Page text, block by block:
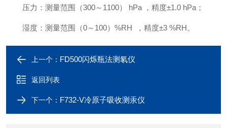
压力：测量范围（300～1100） hPa ，精度±1.0 hPa；
湿度：测量范围（0～100）%RH ，精度±3 %RH。
上一个： FD500闪烁瓶法测氡仪
返回列表
下一个： F732-V冷原子吸收测汞仪